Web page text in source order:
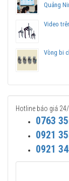
Vòng bi SKF
Đại lý uỷ quyền
Quảng
Video
Vòng bi
Hotline báo giá
0763
0921
0921